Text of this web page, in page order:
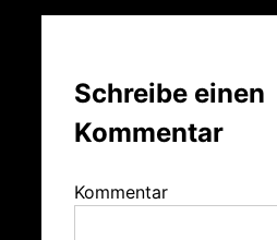
Schreibe einen
Kommentar
Kommentar